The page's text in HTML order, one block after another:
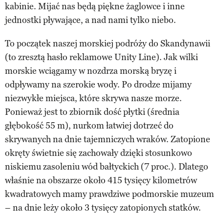
kabinie. Mijać nas będą piękne żaglowce i inne
jednostki pływające, a nad nami tylko niebo.
To początek naszej morskiej podróży do Skandynawii
(to zresztą hasło reklamowe Unity Line). Jak wilki
morskie wciągamy w nozdrza morską bryzę i
odpływamy na szerokie wody. Po drodze mijamy
niezwykłe miejsca, które skrywa nasze morze.
Ponieważ jest to zbiornik dość płytki (średnia
głębokość 55 m), nurkom łatwiej dotrzeć do
skrywanych na dnie tajemniczych wraków. Zatopione
okręty świetnie się zachowały dzięki stosunkowo
niskiemu zasoleniu wód bałtyckich (7 proc.). Dlatego
właśnie na obszarze około 415 tysięcy kilometrów
kwadratowych mamy prawdziwe podmorskie muzeum
– na dnie leży około 3 tysięcy zatopionych statków.